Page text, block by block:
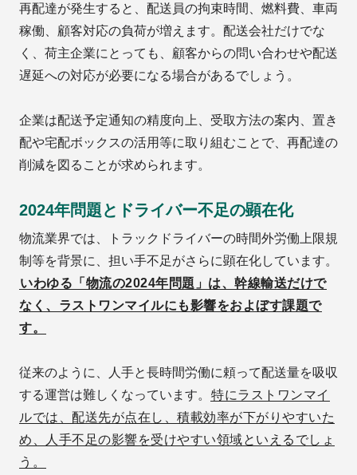
再配達が発生すると、配送員の拘束時間、燃料費、車両
稼働、顧客対応の負荷が増えます。配送会社だけでな
く、荷主企業にとっても、顧客からの問い合わせや配送
遅延への対応が必要になる場合があるでしょう。
企業は配送予定通知の精度向上、受取方法の案内、置き
配や宅配ボックスの活用等に取り組むことで、再配達の
削減を図ることが求められます。
2024年問題とドライバー不足の顕在化
物流業界では、トラックドライバーの時間外労働上限規
制等を背景に、担い手不足がさらに顕在化しています。
いわゆる「物流の2024年問題」は、幹線輸送だけで
なく、ラストワンマイルにも影響をおよぼす課題で
す。
従来のように、人手と長時間労働に頼って配送量を吸収
する運営は難しくなっています。 特にラストワンマイ
ルでは、配送先が点在し、積載効率が下がりやすいた
め、人手不足の影響を受けやすい領域といえるでしょ
う。